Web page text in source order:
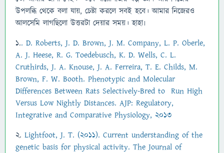
উপলব্ধি থেকে বলা যায়, চেষ্টা করলে সবই হবে। আমার নিজেরও
আলসেমি লাগছিলো উত্তরটা দেয়ার সময়। হাহা৷
1.. D. Roberts, J. D. Brown, J. M. Company, L. P. Oberle,
A. J. Heese, R. G. Toedebusch, K. D. Wells, C. L.
Cruthirds, J. A. Knouse, J. A. Ferreira, T. E. Childs, M.
Brown, F. W. Booth. Phenotypic and Molecular
Differences Between Rats Selectively-Bred to Run High
Versus Low Nightly Distances. AJP: Regulatory,
Integrative and Comparative Physiology, 2013
2. Lightfoot, J. T. (2011). Current understanding of the
genetic basis for physical activity. The Journal of